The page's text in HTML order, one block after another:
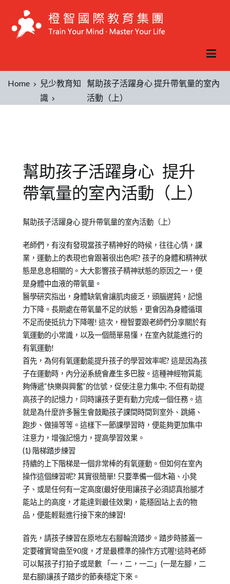
Home
兒少教育知
識
幫助孩子活躍身心 提升帶氧量的室內
活動（上）
幫助孩子活躍身心 提升
帶氧量的室內活動（上）
Posted
2018-
03-
26
Posted
兒
少
教
育
知
識
Tagged
養
培
育
幫助孩子活躍身心 提升帶氧量的室內活動（上）
老師們，有沒有發現當孩子精神好的時候，往往心情，課
業，運動上的表現也會跟著很出色呢? 孩子的身體和精神狀
態是息息相關的。大大影響孩子精神狀態的原因之一，便
是身體中血液的帶氧量。
醫學研究指出，身體缺氧會讓肌肉疲乏，頭腦遲鈍，記憶
力下降。長期處在帶氧量不足的狀態，更會因為身體循環
不足而使抵抗力下降喔! 這次，橙智要跟老師們分享關於有
氧運動的小常識，以及一個簡單易懂，在室內就能進行的
有氧運動!
首先，為何有氧運動能提升孩子的學習效率呢? 這是因為孩
子在運動時，內分泌系統會產生多巴胺。這種神經物質能
夠傳遞“快樂與興奮”的信號，促使注意力集中; 不但有助提
高孩子的記憶力，同時讓孩子更有動力完成一個任務。這
就是為什麼許多醫生會鼓勵孩子課間時間到室外、跳繩、
跑步、做操等等。這樣下一節課學習時，便能夠更加集中
注意力，增強記憶力，提高學習效果。
(1) 階梯踏步練習
持續的上下階梯是一個非常棒的有氧運動。但如何在室內
操作這個練習呢? 其實很簡單! 只要準備一個木箱、小凳
子、或是任何有一定高度(最好使用讓孩子必須認真抬腿才
能站上的高度，才能達到最佳效果)，能穩固站上去的物
品，便能輕鬆進行接下來的練習!
首先，請孩子練習在原地左右腳輪流踏步。踏步時膝蓋一
定要確實彎曲至90度，才是最標準的操作方式喔!這時老師
可以幫孩子打拍子或是數 「一，二，一二」(一是左腳，二
是右腳)讓孩子踏步的節奏穩定下來。